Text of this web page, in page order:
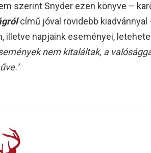
szerint Snyder ezen könyve –
című jóval rövidebb kiadvánnyal
illetve napjaink eseményei,
nem kitaláltak, a